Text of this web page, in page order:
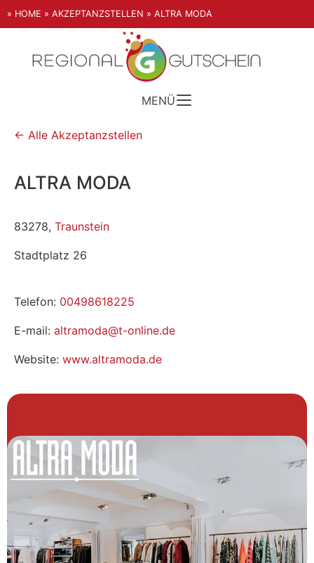
» HOME » AKZEPTANZSTELLEN » ALTRA MODA
MENÜ
← Alle Akzeptanzstellen
ALTRA MODA
83278, Traunstein
Stadtplatz 26
Telefon: 00498618225
E-mail: altramoda@t-online.de
Website: www.altramoda.de